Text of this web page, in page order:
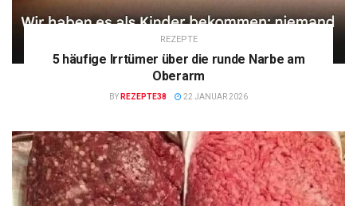
REZEPTE
5 häufige Irrtümer über die runde Narbe am
Oberarm
BY REZEPTE38 22 JANUAR 2026